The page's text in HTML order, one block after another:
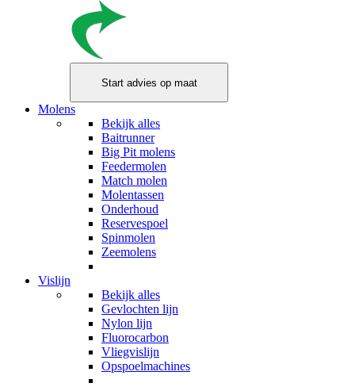
Molens
Bekijk alles
Baitrunner
Big Pit molens
Feedermolen
Match molen
Molentassen
Onderhoud
Reservespoel
Spinmolen
Zeemolens
Vislijn
Bekijk alles
Gevlochten lijn
Nylon lijn
Fluorocarbon
Vliegvislijn
Opspoelmachines